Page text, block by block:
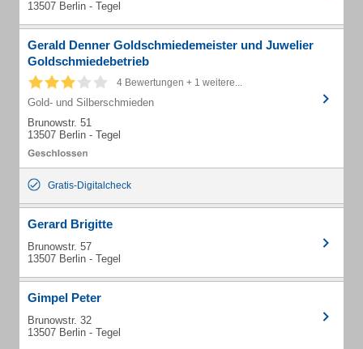
13507 Berlin - Tegel
Gerald Denner Goldschmiedemeister und Juwelier
Goldschmiedebetrieb
4 Bewertungen + 1 weitere...
Gold- und Silberschmieden
Brunowstr. 51
13507 Berlin - Tegel
Gratis-Digitalcheck
Gerard Brigitte
Brunowstr. 57
13507 Berlin - Tegel
Gimpel Peter
Brunowstr. 32
13507 Berlin - Tegel